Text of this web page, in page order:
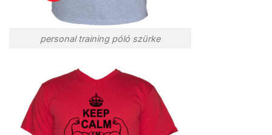
personal training póló szürke